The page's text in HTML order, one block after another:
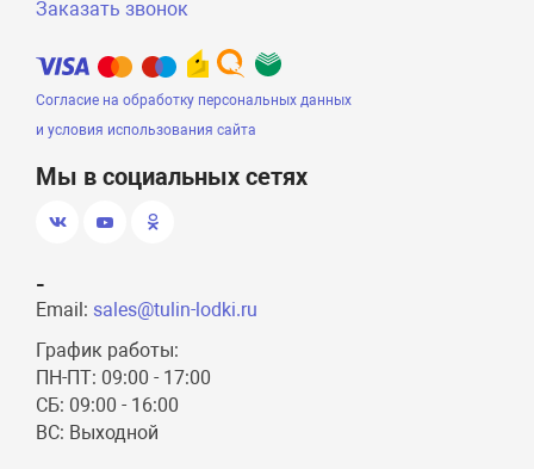
Заказать звонок
Согласие на обработку персональных данных
и условия использования сайта
Мы в социальных сетях
-
Email: sales@tulin-lodki.ru
График работы:
ПН-ПТ: 09:00 - 17:00
СБ: 09:00 - 16:00
ВС: Выходной